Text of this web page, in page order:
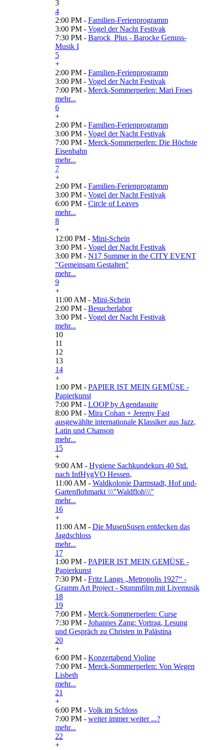
3
4
2:00 PM - Familien-Ferienprogramm
3:00 PM - Vogel der Nacht Festivak
7:30 PM - Barock_Plus - Barocke Genuss-
Musik I
5
+
2:00 PM - Familien-Ferienprogramm
3:00 PM - Vogel der Nacht Festivak
7:00 PM - Merck-Sommerperlen: Mari Froes
mehr...
6
+
2:00 PM - Familien-Ferienprogramm
3:00 PM - Vogel der Nacht Festivak
7:00 PM - Merck-Sommerperlen: Die Höchste
Eisenbahn
mehr...
7
+
2:00 PM - Familien-Ferienprogramm
3:00 PM - Vogel der Nacht Festivak
6:00 PM - Circle of Leaves
mehr...
8
+
12:00 PM - Mini-Schein
3:00 PM - Vogel der Nacht Festivak
3:00 PM - N17 Summer in the CITY EVENT
"Gemeinsam Gestalten"
mehr...
9
+
11:00 AM - Mini-Schein
2:00 PM - Besucherlabor
3:00 PM - Vogel der Nacht Festivak
mehr...
10
11
12
13
14
+
1:00 PM - PAPIER IST MEIN GEMÜSE -
Papierkunst
7:00 PM - LOOP by Agendasuite
8:00 PM - Mira Cohan + Jeremy Fast
ausgewählte internationale Klassiker aus Jazz,
Latin und Chanson
mehr...
15
+
9:00 AM - Hygiene Sachkundekurs 40 Std.
nach InfHygVO Hessen,
11:00 AM - Waldkolonie Darmstadt, Hof und-
Gartenflohmarkt \\\"Waldfloh\\\"
mehr...
16
+
11:00 AM - Die MusenSusen entdecken das
Jagdschloss
mehr...
17
1:00 PM - PAPIER IST MEIN GEMÜSE -
Papierkunst
7:30 PM - Fritz Langs „Metropolis 1927“ -
Gramm Art Project - Stummfilm mit Livemusik
18
19
7:00 PM - Merck-Sommerperlen: Curse
7:30 PM - Johannes Zang: Vortrag, Lesung
und Gespräch zu Christen in Palästina
20
+
6:00 PM - Konzertabend Violine
7:00 PM - Merck-Sommerperlen: Von Wegen
Lisbeth
mehr...
21
+
6:00 PM - Volk im Schloss
7:00 PM - weiter immer weiter ...?
mehr...
22
+